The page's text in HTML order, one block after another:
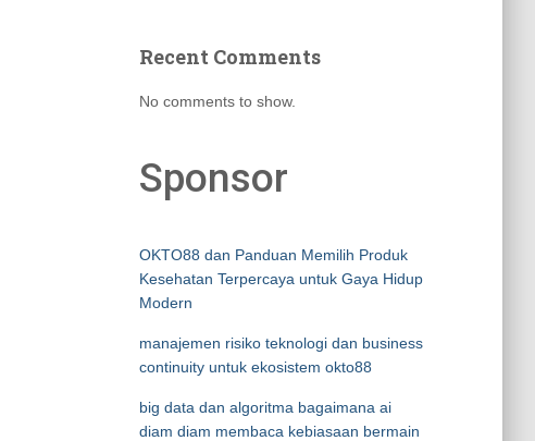
Recent Comments
No comments to show.
Sponsor
OKTO88 dan Panduan Memilih Produk
Kesehatan Terpercaya untuk Gaya Hidup
Modern
manajemen risiko teknologi dan business
continuity untuk ekosistem okto88
big data dan algoritma bagaimana ai
diam diam membaca kebiasaan bermain